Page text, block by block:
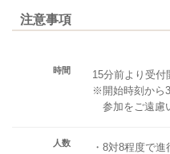
注意事項
時間
15分前より受付
※開始時刻から
参加をご遠慮
人数
・8対8程度で